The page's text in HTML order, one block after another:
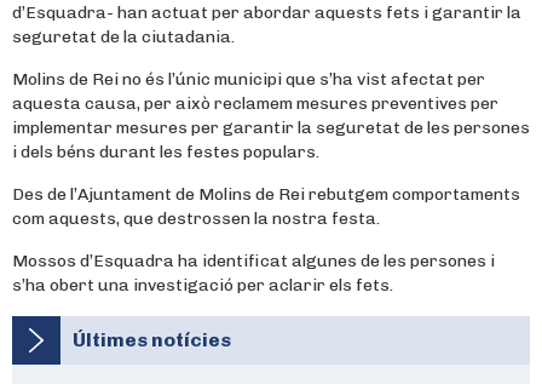
d’Esquadra- han actuat per abordar aquests fets i garantir la
seguretat de la ciutadania.
Molins de Rei no és l’únic municipi que s’ha vist afectat per
aquesta causa, per això reclamem mesures preventives per
implementar mesures per garantir la seguretat de les persones
i dels béns durant les festes populars.
Des de l’Ajuntament de Molins de Rei rebutgem comportaments
com aquests, que destrossen la nostra festa.
Mossos d’Esquadra ha identificat algunes de les persones i
s’ha obert una investigació per aclarir els fets.
Últimes notícies